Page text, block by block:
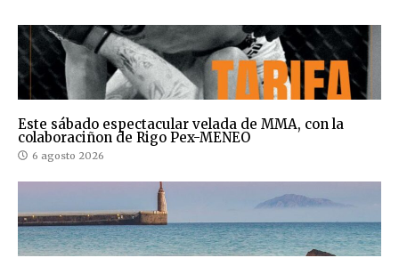
Este sábado espectacular velada de MMA, con la
colaboraciñon de Rigo Pex-MENEO
6 agosto 2026